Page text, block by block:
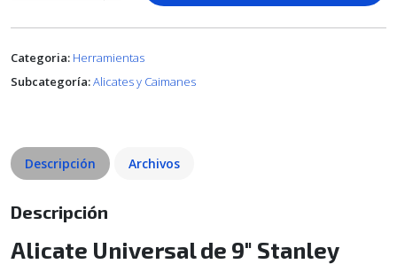
Categoria: Herramientas
Subcategoría:Alicates y Caimanes
Descripción Archivos
Descripción
Alicate Universal de 9" Stanley